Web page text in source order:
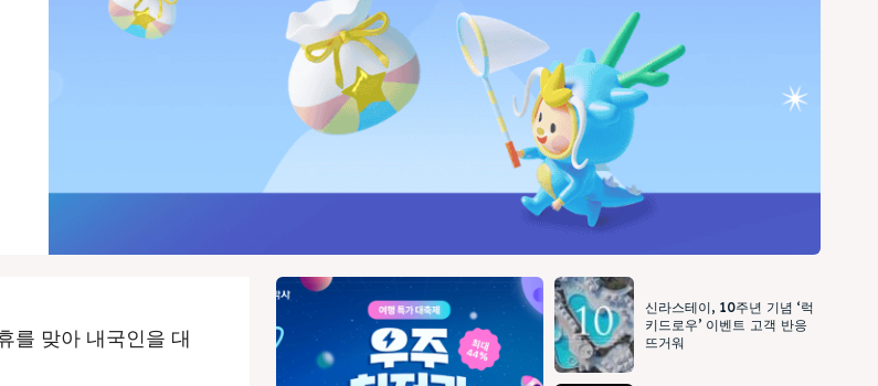
를 맞아 내국인을 대
신라스테이, 10주년 기념 ‘럭
키드로우’ 이벤트 고객 반응
뜨거워